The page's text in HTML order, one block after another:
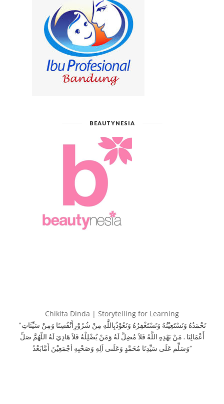
BEAUTYNESIA
Chikita Dinda | Storytelling for Learning
“نَحْمَدُهُ وَنَسْتَعِيْنُهُ وَنَسْتَغْفِرُهُ وَنَعُوْذُبِاللَّهِ مِنْ شُرُوْرِأَنْفُسِنَا وَمِنْ سَيِّئَاتِ
أَعْمَالِنَا . مَنْ يَهْدِهِ اللَّهُ فَلاَ مُضِلَّ لَهُ وَمَنْ يُضْلِلْهُ فَلاَ هَادِيَ لَهُ اللّهُمَّ صَلِّ
وَسَلِّم عَلَى سَيِّدِنَا مُحَمَّدٍ وَعَلَىى اَلِهِ وَصَحْبِهِ أجْمَعِيْنَ أَمَّابَعْدُ”